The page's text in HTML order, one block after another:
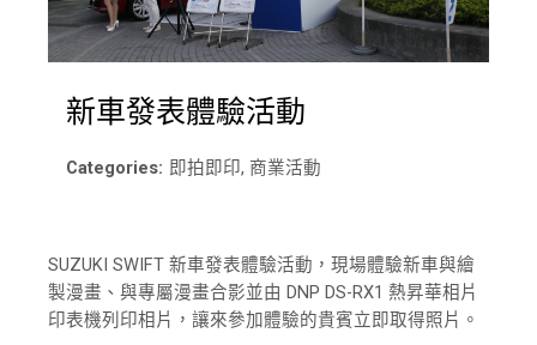
新車發表體驗活動
Categories: 即拍即印, 商業活動
SUZUKI SWIFT 新車發表體驗活動，現場體驗新車與繪
製漫畫、與專屬漫畫合影並由 DNP DS-RX1 熱昇華相片
印表機列印相片，讓來參加體驗的貴賓立即取得照片。